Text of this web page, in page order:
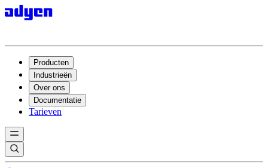
Producten
Industrieën
Over ons
Documentatie
Tarieven